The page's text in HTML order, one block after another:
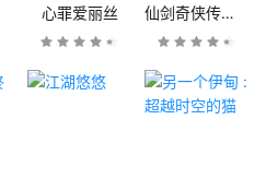
心罪爱丽丝 仙剑奇侠传九野